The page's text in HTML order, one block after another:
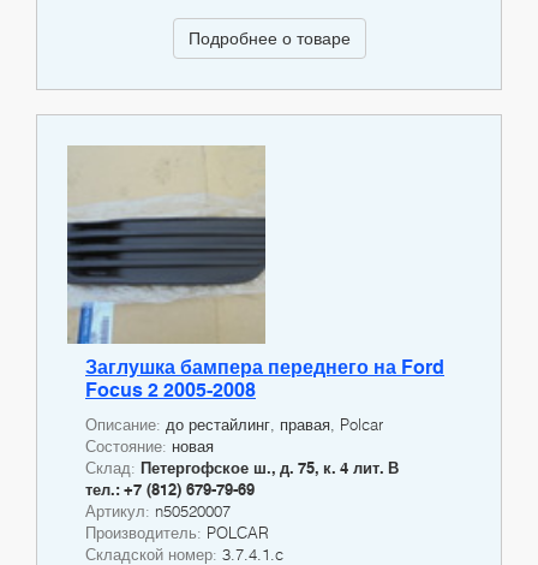
Подробнее о товаре
Заглушка бампера переднего на Ford
Focus 2 2005-2008
Описание: до рестайлинг, правая, Polcar
Состояние: новая
Склад: Петергофское ш., д. 75, к. 4 лит. В
тел.: +7 (812) 679-79-69
Артикул: n50520007
Производитель: POLCAR
Складской номер: 3.7.4.1.c